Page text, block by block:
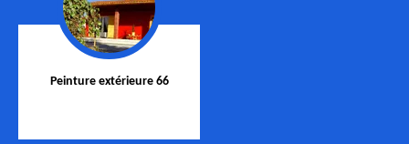
Peinture extérieure 66